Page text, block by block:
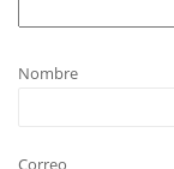
Nombre